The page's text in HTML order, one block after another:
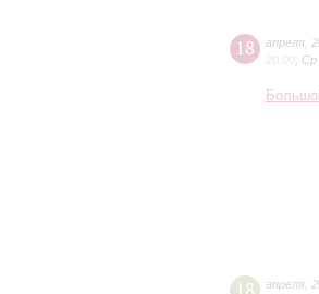
18 апреля
20:00 Ср
апреля